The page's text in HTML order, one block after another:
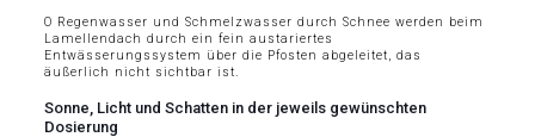
O Regenwasser und Schmelzwasser durch Schnee werden beim
Lamellendach durch ein fein austariertes
Entwässerungssystem über die Pfosten abgeleitet, das
äußerlich nicht sichtbar ist.
Sonne, Licht und Schatten in der jeweils gewünschten
Dosierung